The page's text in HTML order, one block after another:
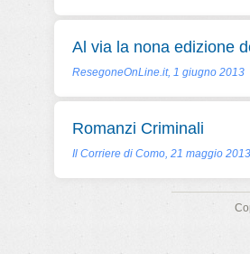
Al via la nona edizione
ResegoneOnLine.it, 1 giugno 2013
Romanzi Criminali
Il Corriere di Como, 21 maggio 2013